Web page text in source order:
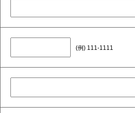
(例) 111-1111